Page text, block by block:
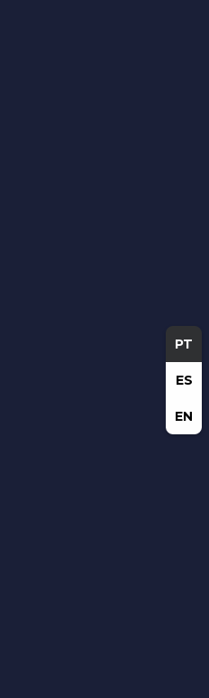
PT
ES
EN